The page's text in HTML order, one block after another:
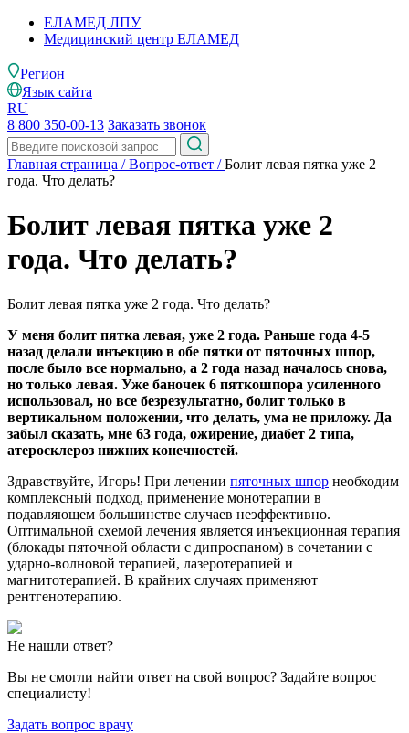
ЕЛАМЕД ЛПУ
Медицинский центр ЕЛАМЕД
Регион
Язык сайта
RU
8 800 350-00-13 Заказать звонок
Главная страница /Вопрос-ответ /Болит левая пятка уже 2
года. Что делать?
Болит левая пятка уже 2
года. Что делать?
Болит левая пятка уже 2 года. Что делать?
У меня болит пятка левая, уже 2 года. Раньше года 4-5
назад делали инъекцию в обе пятки от пяточных шпор,
после было все нормально, а 2 года назад началось снова,
но только левая. Уже баночек 6 пяткошпора усиленного
использовал, но все безрезультатно, болит только в
вертикальном положении, что делать, ума не приложу. Да
забыл сказать, мне 63 года, ожирение, диабет 2 типа,
атеросклероз нижних конечностей.
Здравствуйте, Игорь! При лечении пяточных шпор необходим
комплексный подход, применение монотерапии в
подавляющем большинстве случаев неэффективно.
Оптимальной схемой лечения является инъекционная терапия
(блокады пяточной области с дипроспаном) в сочетании с
ударно-волновой терапией, лазеротерапией и
магнитотерапией. В крайних случаях применяют
рентгенотерапию.
Не нашли ответ?
Вы не смогли найти ответ на свой вопрос? Задайте вопрос
специалисту!
Задать вопрос врачу